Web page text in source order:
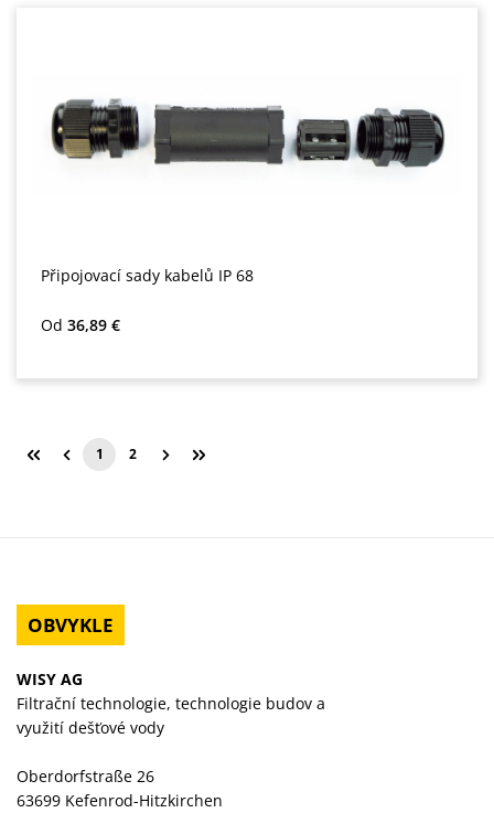
Připojovací sady kabelů IP 68
Běžná cena:
Od 36,89 €
Strana
1 Strana
2
OBVYKLE
WISY AG
Filtrační technologie, technologie budov a
využití dešťové vody
Oberdorfstraße 26
63699 Kefenrod-Hitzkirchen